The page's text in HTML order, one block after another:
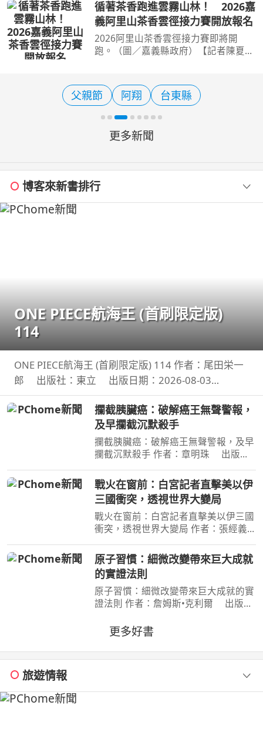
氣原創IP「捷米JAMIE」也再次現身文
博會，帶著全新打造的
循著茶香跑進雲霧山林！ 2026嘉
義阿里山茶香雲徑接力賽開放報名
2026阿里山茶香雲徑接力賽即將開
跑。（圖／嘉義縣政府）【記者陳夏恩
刻安排旅行的理由。嘉義縣推出全新升
級的「2026阿里山茶香雲徑
父親節 阿翔 台東縣
更多新聞
博客來新書排行
ONE PIECE航海王 (首刷限定版)
114
ONE PIECE航海王 (首刷限定版) 114 作者：尾田栄一
郎 出版社：東立 出版日期：2026-08-03
00:00:00 消失在歷史黑暗當中的「諸神峽谷事件」，
其全貌終於即將揭曉！席捲號稱最可怕海賊團的洛克
攔截胰臟癌：破解癌王無聲警報，
及早攔截沉默殺手
攔截胰臟癌：破解癌王無聲警報，及早
攔截沉默殺手 作者：章明珠 出版
04 00:00:00 定期健檢正常，為何仍得
胰臟癌？ 台大權威醫師25年篩檢實
證， 鎖定胰臟癌關鍵1公分，
戰火在窗前：白宮記者直擊美以伊
三國衝突，透視世界大變局
戰火在窗前：白宮記者直擊美以伊三國
衝突，透視世界大變局 作者：張經義
期：2026-07-31 00:00:00 新聞告訴
你，今天哪裡又開火； 這本書告訴
你，世界為什麼走到今天。
原子習慣：細微改變帶來巨大成就
的實證法則
原子習慣：細微改變帶來巨大成就的實
證法則 作者：詹姆斯•克利爾 出版
00:00:00 每天都進步1%，一年後，你
會進步37倍；每天都退步1%，一年
後，你會弱化到趨近於0！你的
更多好書
旅遊情報